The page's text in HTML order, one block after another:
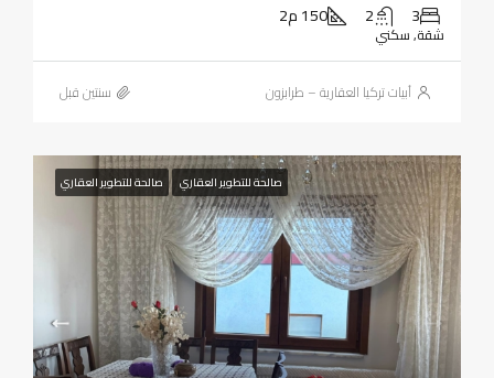
3
2 150 م2
شقة, سكني
أبيات تركيا العقارية – طرابزون ‏سنتين قبل
صالحة للتطوير العقاري صالحة للتطوير العقاري